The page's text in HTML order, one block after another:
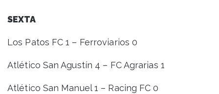
SEXTA
Los Patos FC 1 – Ferroviarios 0
Atlético San Agustín 4 – FC Agrarias 1
Atlético San Manuel 1 – Racing FC 0